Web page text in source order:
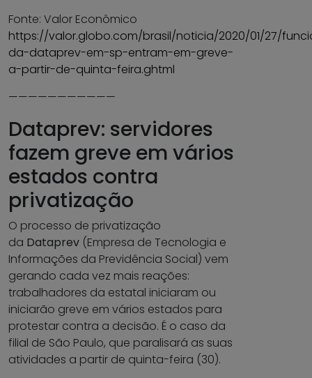
Fonte: Valor Econômico
https://valor.globo.com/brasil/noticia/2020/01/27/
da-dataprev-em-sp-entram-em-greve-
a-partir-de-quinta-feira.ghtml
———————————
Dataprev: servidores
fazem greve em vários
estados contra
privatização
O processo de privatização
da Dataprev (Empresa de Tecnologia e
Informações da Previdência Social) vem
gerando cada vez mais reações:
trabalhadores da estatal iniciaram ou
iniciarão greve em vários estados para
protestar contra a decisão. É o caso da
filial de São Paulo, que paralisará as suas
atividades a partir de quinta-feira (30).